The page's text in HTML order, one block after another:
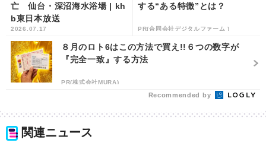
亡 仙台・深沼海水浴場 | kh
b東日本放送
2026.07.17
する“ある特徴”とは？
PR(合同会社デジタルファーム )
８月のロト6はこの方法で買え!!６つの数字が
『完全一致』する方法
PR(株式会社MURA)
Recommended by
関連ニュース